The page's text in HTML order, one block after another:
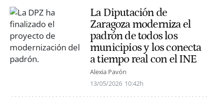
La Diputación de
Zaragoza moderniza el
padrón de todos los
municipios y los conecta
a tiempo real con el INE
Alexia Pavón
13/05/2026 10:42h